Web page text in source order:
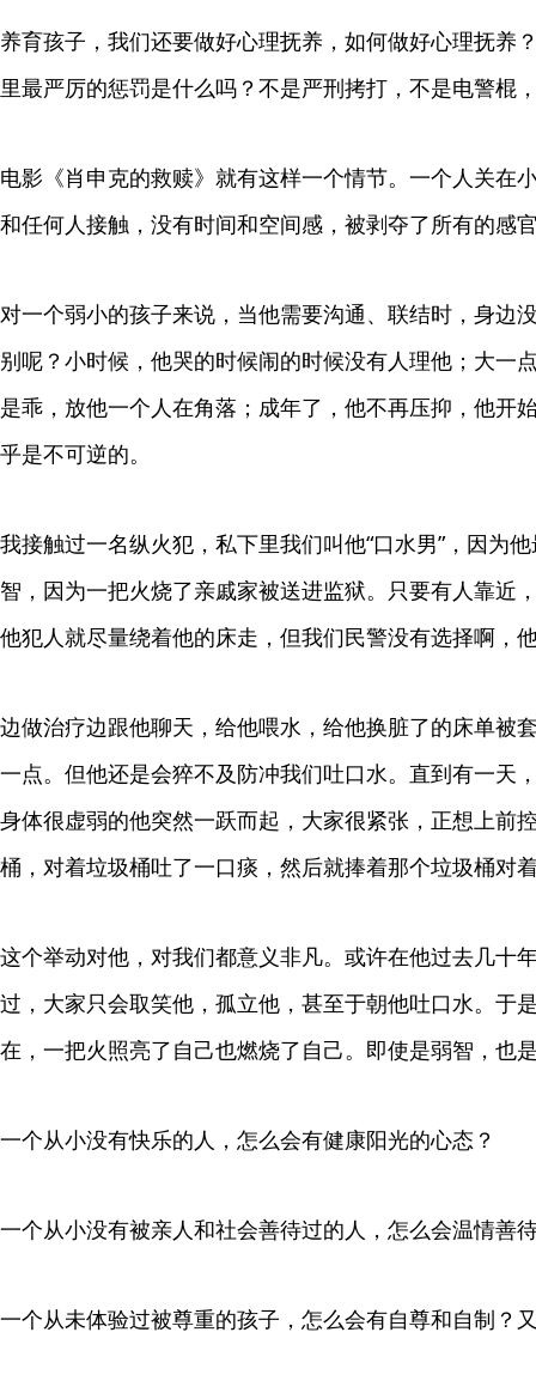
养育孩子，我们还要做好心理抚养，如何做好心理抚养
里最严厉的惩罚是什么吗？不是严刑拷打，不是电警棍
电影《肖申克的救赎》就有这样一个情节。一个人关在
和任何人接触，没有时间和空间感，被剥夺了所有的感
对一个弱小的孩子来说，当他需要沟通、联结时，身边
别呢？小时候，他哭的时候闹的时候没有人理他；大一
是乖，放他一个人在角落；成年了，他不再压抑，他开
乎是不可逆的。
我接触过一名纵火犯，私下里我们叫他“口水男”，因为
智，因为一把火烧了亲戚家被送进监狱。只要有人靠近
他犯人就尽量绕着他的床走，但我们民警没有选择啊，
边做治疗边跟他聊天，给他喂水，给他换脏了的床单被
一点。但他还是会猝不及防冲我们吐口水。直到有一天
身体很虚弱的他突然一跃而起，大家很紧张，正想上前
桶，对着垃圾桶吐了一口痰，然后就捧着那个垃圾桶对
这个举动对他，对我们都意义非凡。或许在他过去几十
过，大家只会取笑他，孤立他，甚至于朝他吐口水。于
在，一把火照亮了自己也燃烧了自己。即使是弱智，也
一个从小没有快乐的人，怎么会有健康阳光的心态？
一个从小没有被亲人和社会善待过的人，怎么会温情善
一个从未体验过被尊重的孩子，怎么会有自尊和自制？